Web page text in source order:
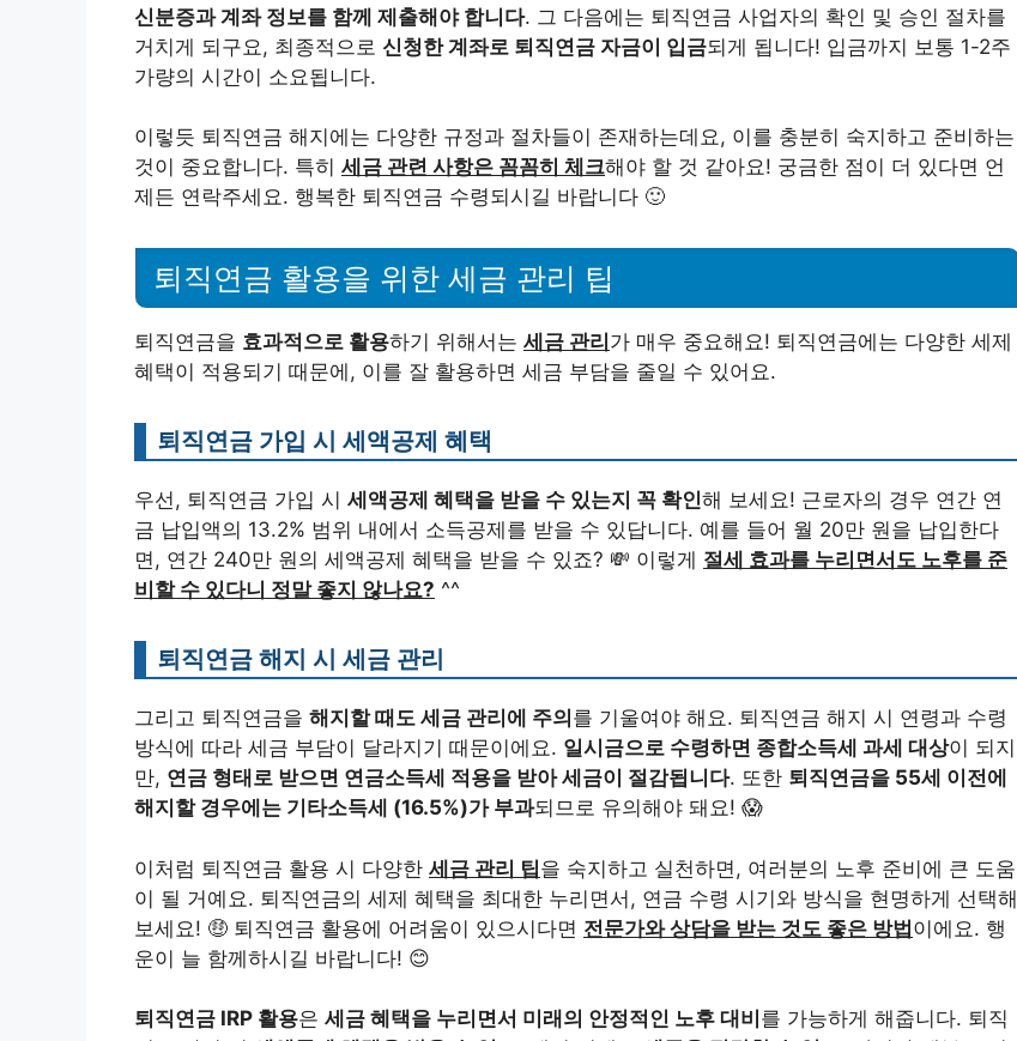
신분증과 계좌 정보를 함께 제출해야 합니다. 그 다음에는 퇴직연금 사업자의 확인 및 승인 절차를
거치게 되구요, 최종적으로 신청한 계좌로 퇴직연금 자금이 입금되게 됩니다! 입금까지 보통 1-2주
가량의 시간이 소요됩니다.
이렇듯 퇴직연금 해지에는 다양한 규정과 절차들이 존재하는데요, 이를 충분히 숙지하고 준비하는
것이 중요합니다. 특히 세금 관련 사항은 꼼꼼히 체크해야 할 것 같아요! 궁금한 점이 더 있다면 언
제든 연락주세요. 행복한 퇴직연금 수령되시길 바랍니다 🙂
퇴직연금 활용을 위한 세금 관리 팁
퇴직연금을 효과적으로 활용하기 위해서는 세금 관리 가 매우 중요해요! 퇴직연금에는 다양한 세제
혜택이 적용되기 때문에, 이를 잘 활용하면 세금 부담을 줄일 수 있어요.
퇴직연금 가입 시 세액공제 혜택
우선, 퇴직연금 가입 시 세액공제 혜택을 받을 수 있는지 꼭 확인해 보세요! 근로자의 경우 연간 연
금 납입액의 13.2% 범위 내에서 소득공제를 받을 수 있답니다. 예를 들어 월 20만 원을 납입한다
면, 연간 240만 원의 세액공제 혜택을 받을 수 있죠? 💸 이렇게 절세 효과를 누리면서도 노후를 준
비할 수 있다니 정말 좋지 않나요? ^^
퇴직연금 해지 시 세금 관리
그리고 퇴직연금을 해지할 때도 세금 관리에 주의 를 기울여야 해요. 퇴직연금 해지 시 연령과 수령
방식에 따라 세금 부담이 달라지기 때문이에요. 일시금으로 수령하면 종합소득세 과세 대상이 되지
만, 연금 형태로 받으면 연금소득세 적용을 받아 세금이 절감됩니다. 또한 퇴직연금을 55세 이전에
해지할 경우에는 기타소득세 (16.5%)가 부과되므로 유의해야 돼요! 😱
이처럼 퇴직연금 활용 시 다양한 세금 관리 팁을 숙지하고 실천하면, 여러분의 노후 준비에 큰 도움
이 될 거예요. 퇴직연금의 세제 혜택을 최대한 누리면서, 연금 수령 시기와 방식을 현명하게 선택해
보세요! 🤑 퇴직연금 활용에 어려움이 있으시다면 전문가와 상담을 받는 것도 좋은 방법이에요. 행
운이 늘 함께하시길 바랍니다! 😊
퇴직연금 IRP 활용은 세금 혜택을 누리면서 미래의 안정적인 노후 대비 를 가능하게 해줍니다. 퇴직